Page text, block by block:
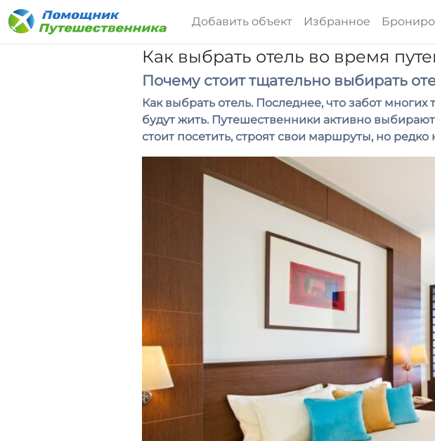
Добавить объект Избранное
Как выбрать отель во время
Почему стоит тщательно выбирать
Как выбрать отель. Последнее, что забот
будут жить. Путешественники активно
стоит посетить, строят свои маршруты, но